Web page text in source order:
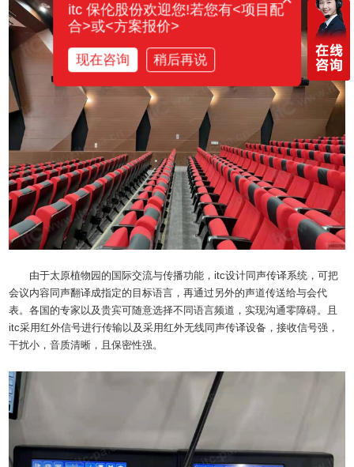
由于太原植物园的国际交流与传播功能，itc设计同声传译系统，可把
会议内容同声翻译成指定的目标语言，再通过另外的声道传送给与会代
表。各国的专家以及贵宾可随意选择不同语言频道，实现沟通零障碍。且
itc采用红外信号进行传输以及采用红外无线同声传译设备，接收信号强，
干扰小，音质清晰，且保密性强。
itc 保伦股份欢迎您!若您有<项目配
合>或<方案报价>
现在咨询 稍后再说